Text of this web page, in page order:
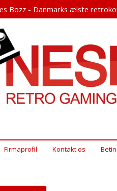
Bozz - Danmarks ælste
Firmaprofil Kontakt os